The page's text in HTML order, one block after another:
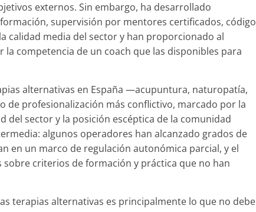
externos. Sin embargo, ha desarrollado
supervisión por mentores certificados, código
calidad media del sector y han proporcionado al
competencia de un coach que las disponibles para
alternativas en España —acupuntura, naturopatía,
profesionalización más conflictivo, marcado por la
sector y la posición escéptica de la comunidad
algunos operadores han alcanzado grados de
en un marco de regulación autonómica parcial, y el
criterios de formación y práctica que no han
terapias alternativas es principalmente lo que no debe